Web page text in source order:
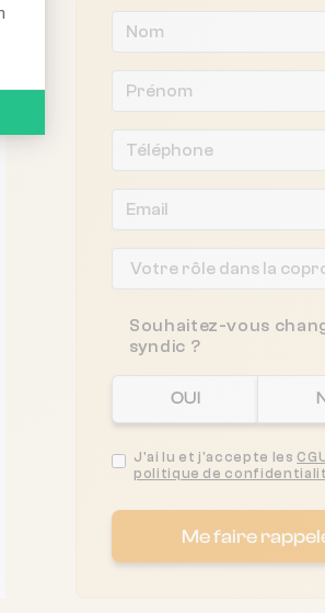
Souhaitez-vous
syndic ?
OUI
J'ai lu et j'accepte les
politique de
Me faire